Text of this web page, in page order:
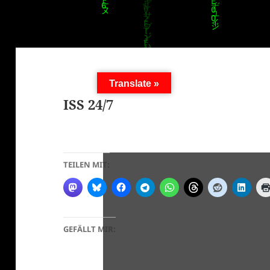
ISS 24/7
TEILEN MIT:
GEFÄLLT MIR:
Translate »